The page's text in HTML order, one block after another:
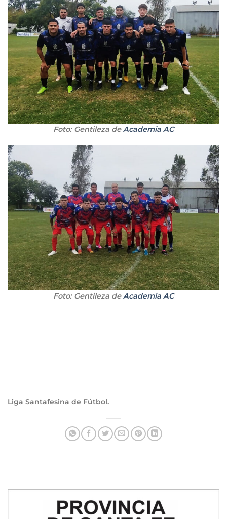
Foto: Gentileza deAcademia AC
Foto: Gentileza deAcademia AC
Liga Santafesina de Fútbol.